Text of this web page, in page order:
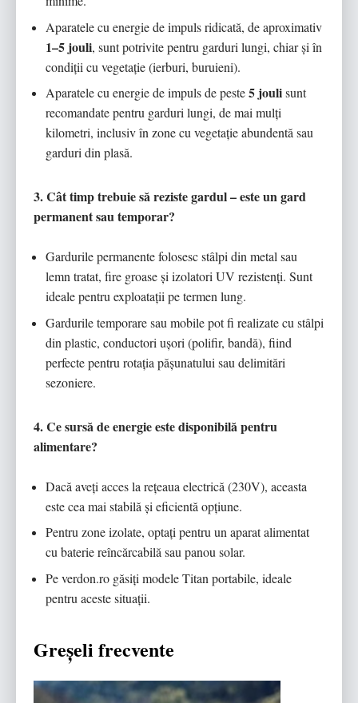
Aparatele cu energie de impuls ridicată, de aproximativ
1–5 jouli, sunt potrivite pentru garduri lungi, chiar și în
condiții cu vegetație (ierburi, buruieni).
Aparatele cu energie de impuls de peste5 joulisunt
recomandate pentru garduri lungi, de mai mulți
kilometri, inclusiv în zone cu vegetație abundentă sau
garduri din plasă.
3. Cât timp trebuie să reziste gardul – este un gard
permanent sau temporar?
Gardurile permanente folosesc stâlpi din metal sau
lemn tratat, fire groase și izolatori UV rezistenți. Sunt
ideale pentru exploatații pe termen lung.
Gardurile temporare sau mobile pot fi realizate cu stâlpi
din plastic, conductori ușori (polifir, bandă), fiind
perfecte pentru rotația pășunatului sau delimitări
sezoniere.
4. Ce sursă de energie este disponibilă pentru
alimentare?
Dacă aveți acces la rețeaua electrică (230V), aceasta
este cea mai stabilă și eficientă opțiune.
Pentru zone izolate, optați pentru un aparat alimentat
cu baterie reîncărcabilă sau panou solar.
Pe verdon.ro găsiți modele Titan portabile, ideale
pentru aceste situații.
Greșeli frecvente